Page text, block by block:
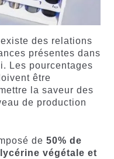
des relations
présentes dans
Les pourcentages
être
la saveur des
de production
de 50% de
végétale et